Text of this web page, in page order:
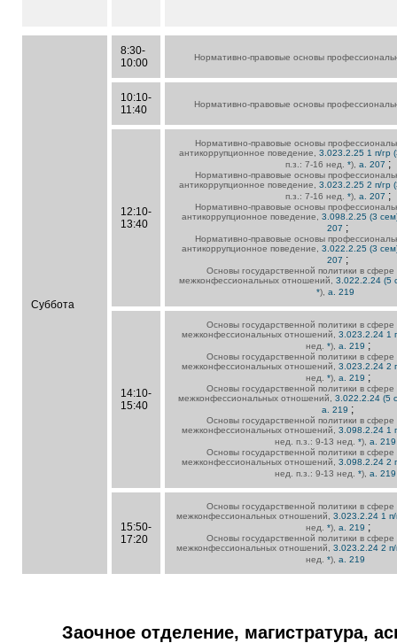
Суббота
8:30-
10:00
Нормативно-правовые основы
10:10-
11:40
Нормативно-правовые основы
12:10-
13:40
Нормативно-правовые основы
антикоррупционное поведение,3.023.2.25 1 п/гр
п.з.: 7-16 нед. *), а. 207 ;
Нормативно-правовые основы
антикоррупционное поведение,3.023.2.25 2 п/гр
п.з.: 7-16 нед. *), а. 207 ;
Нормативно-правовые основы
антикоррупционное поведение, 3.098.2.25 (3
207 ;
Нормативно-правовые основы
антикоррупционное поведение, 3.022.2.25 (3
207 ;
Основы государственной политики в сфере
межконфессиональных отношений, 3.022.2.24 (5
*), а. 219
14:10-
15:40
Основы государственной политики в сфере
межконфессиональных отношений, 3.023.2.24 1
нед. *), а. 219 ;
Основы государственной политики в сфере
межконфессиональных отношений, 3.023.2.24 2
нед. *), а. 219 ;
Основы государственной политики в сфере
межконфессиональных отношений,3.022.2.24 (5
а. 219 ;
Основы государственной политики в сфере
межконфессиональных отношений, 3.098.2.24 1
нед. п.з.: 9-13 нед. *), а.
Основы государственной политики в сфере
межконфессиональных отношений, 3.098.2.24 2
нед. п.з.: 9-13 нед. *), а.
15:50-
17:20
Основы государственной политики в сфере
межконфессиональных отношений, 3.023.2.24 1 п/
нед. *), а. 219 ;
Основы государственной политики в сфере
межконфессиональных отношений, 3.023.2.24 2 п/
нед. *), а. 219
Заочное отделение, магистратура,